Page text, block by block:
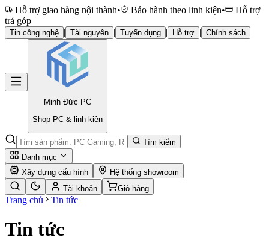
Hỗ trợ giao hàng nội thành• Bảo hành theo linh kiện•
Hỗ trợ
trả góp
Tin công nghệ | Tài nguyên | Tuyển dụng | Hỗ trợ | Chính sách
Minh Đức PC
Shop PC & linh kiện
Tìm kiếm
Danh mục
Xây dựng cấu hình
Hệ thống showroom
Tài khoản
Giỏ hàng
Trang chủ Tin tức
Tin tức